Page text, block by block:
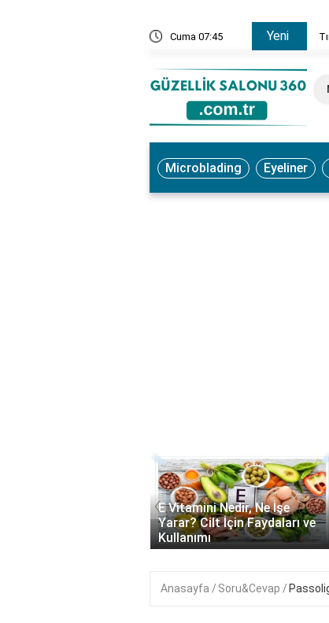
Cuma 07:45 Yeni
Ne İşe Yarar? Faydaları ve Kullanım Yöntemleri
Microblading Eyeliner
E Vitamini Nedir, Ne İşe
Yarar? Cilt İçin Faydaları ve
Kullanımı
‹
Anasayfa Soru&Cevap